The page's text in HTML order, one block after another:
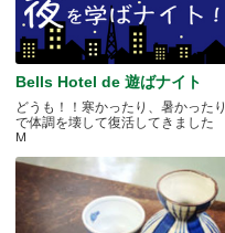
Bells Hotel de 遊ばナイト
どうも！！寒かったり、暑かったり
で体調を壊して復活してきました
M.....